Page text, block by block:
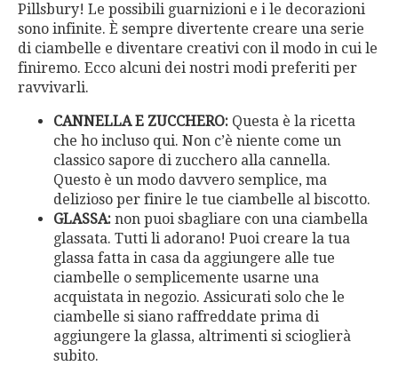
Pillsbury! Le possibili guarnizioni e i le decorazioni
sono infinite. È sempre divertente creare una serie
di ciambelle e diventare creativi con il modo in cui le
finiremo. Ecco alcuni dei nostri modi preferiti per
ravvivarli.
CANNELLA E ZUCCHERO: Questa è la ricetta
che ho incluso qui. Non c’è niente come un
classico sapore di zucchero alla cannella.
Questo è un modo davvero semplice, ma
delizioso per finire le tue ciambelle al biscotto.
GLASSA: non puoi sbagliare con una ciambella
glassata. Tutti li adorano! Puoi creare la tua
glassa fatta in casa da aggiungere alle tue
ciambelle o semplicemente usarne una
acquistata in negozio. Assicurati solo che le
ciambelle si siano raffreddate prima di
aggiungere la glassa, altrimenti si scioglierà
subito.